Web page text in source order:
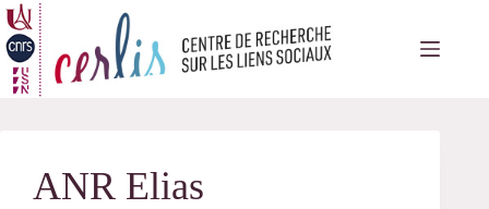
Passer
au
contenu
ANR Elias